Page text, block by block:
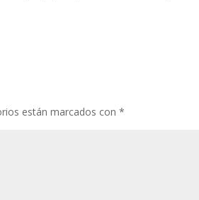
están marcados con*